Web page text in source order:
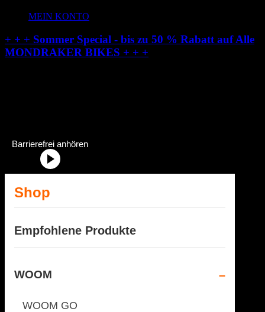
MEIN KONTO
+ + + Sommer Special - bis zu 50 % Rabatt auf Alle
MONDRAKER BIKES + + +
Radstation Onlineshop Header Abschnittstitel: „Radstation-
Barrierefrei anhören
Shop
Empfohlene Produkte
WOOM
WOOM GO